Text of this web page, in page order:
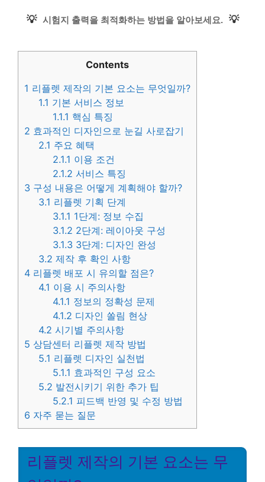
💡 시험지 출력을 최적화하는 방법을 알아보세요. 💡
Contents
1 리플렛 제작의 기본 요소는 무엇일까?
1.1 기본 서비스 정보
1.1.1 핵심 특징
2 효과적인 디자인으로 눈길 사로잡기
2.1 주요 혜택
2.1.1 이용 조건
2.1.2 서비스 특징
3 구성 내용은 어떻게 계획해야 할까?
3.1 리플렛 기획 단계
3.1.1 1단계: 정보 수집
3.1.2 2단계: 레이아웃 구성
3.1.3 3단계: 디자인 완성
3.2 제작 후 확인 사항
4 리플렛 배포 시 유의할 점은?
4.1 이용 시 주의사항
4.1.1 정보의 정확성 문제
4.1.2 디자인 쏠림 현상
4.2 시기별 주의사항
5 상담센터 리플렛 제작 방법
5.1 리플렛 디자인 실천법
5.1.1 효과적인 구성 요소
5.2 발전시키기 위한 추가 팁
5.2.1 피드백 반영 및 수정 방법
6 자주 묻는 질문
리플렛 제작의 기본 요소는 무